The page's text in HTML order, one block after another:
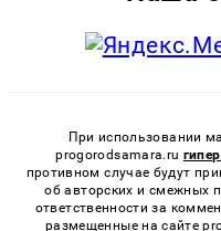
При использовании
progorodsamara.ru
противном случае будут
об авторских и смежных
ответственности за
размещенные на сайте